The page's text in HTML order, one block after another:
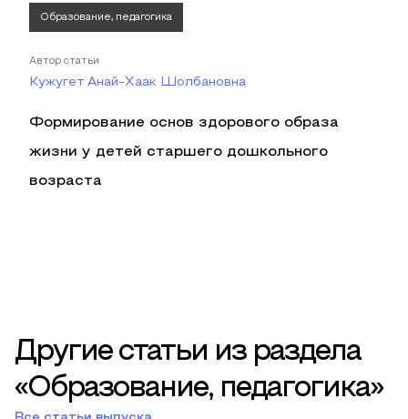
Образование, педагогика
Автор статьи
Кужугет Анай-Хаак Шолбановна
Формирование основ здорового образа
жизни у детей старшего дошкольного
возраста
Другие статьи из раздела
«Образование, педагогика»